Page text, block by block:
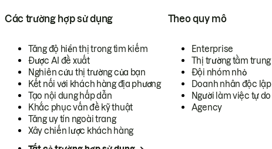
Các trường hợp sử dụng
Tăng độ hiển thị trong tìm kiếm
Được AI đề xuất
Nghiên cứu thị trường của bạn
Kết nối với khách hàng địa phương
Tạo nội dung hấp dẫn
Khắc phục vấn đề kỹ thuật
Tăng uy tín ngoài trang
Xây chiến lược khách hàng
Theo quy mô
Enterprise
Thị trường tầm trung
Đội nhóm nhỏ
Doanh nhân độc lập
Người làm việc tự do
Agency